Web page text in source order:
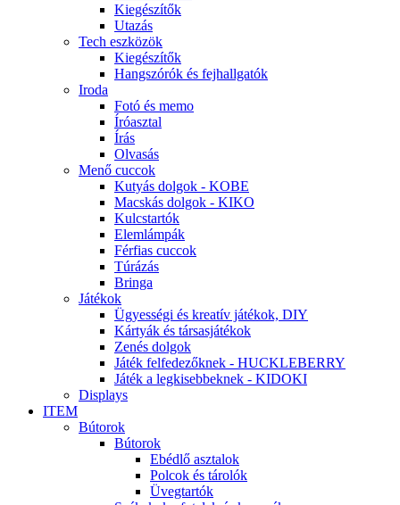
Kiegészítők
Utazás
Tech eszközök
Kiegészítők
Hangszórók és fejhallgatók
Iroda
Fotó és memo
Íróasztal
Írás
Olvasás
Menő cuccok
Kutyás dolgok - KOBE
Macskás dolgok - KIKO
Kulcstartók
Elemlámpák
Férfias cuccok
Túrázás
Bringa
Játékok
Ügyességi és kreatív játékok, DIY
Kártyák és társasjátékok
Zenés dolgok
Játék felfedezőknek - HUCKLEBERRY
Játék a legkisebbeknek - KIDOKI
Displays
ITEM
Bútorok
Bútorok
Ebédlő asztalok
Polcok és tárolók
Üvegtartók